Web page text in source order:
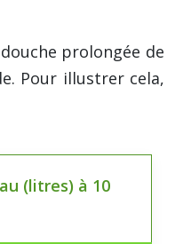
prolongée de
Pour illustrer cela,
(litres) à 10